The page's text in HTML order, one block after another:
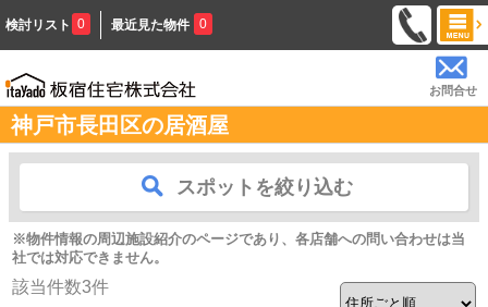
検討リスト 0 最近見た物件 0
お問合せ
神戸市長田区の居酒屋
スポットを絞り込む
※物件情報の周辺施設紹介のページであり、各店舗への問い合わせは当
社では対応できません。
該当件数3件